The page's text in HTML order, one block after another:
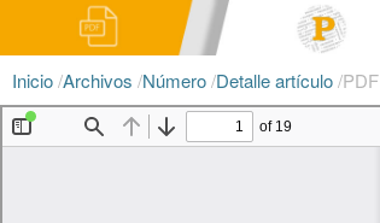
Inicio/Archivos /Número/Detalle artículo/PDF